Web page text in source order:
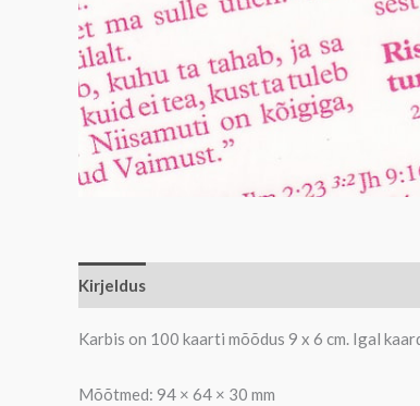
Kirjeldus
Karbis on 100 kaarti mõõdus 9 x 6 cm. Igal
Mõõtmed: 94 × 64 × 30 mm